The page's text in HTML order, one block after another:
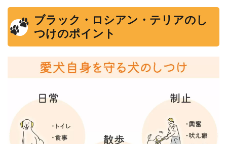
ブラック・ロシアン・テリアのし
つけのポイント